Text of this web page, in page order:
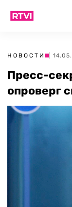
НОВОСТИ |
Пресс-
опроверг